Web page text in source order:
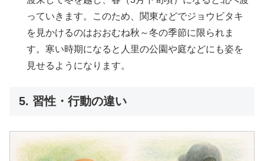
っていきます。このため、関東などでジョウビタキ
を見かけるのはおおむね秋～冬の季節に限られま
す。寒い時期になると人里の公園や庭などにも姿を
見せるようになります。
5. 習性・行動の違い